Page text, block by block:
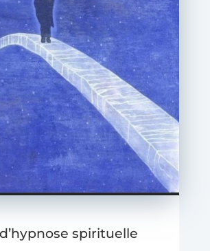
spirituelle